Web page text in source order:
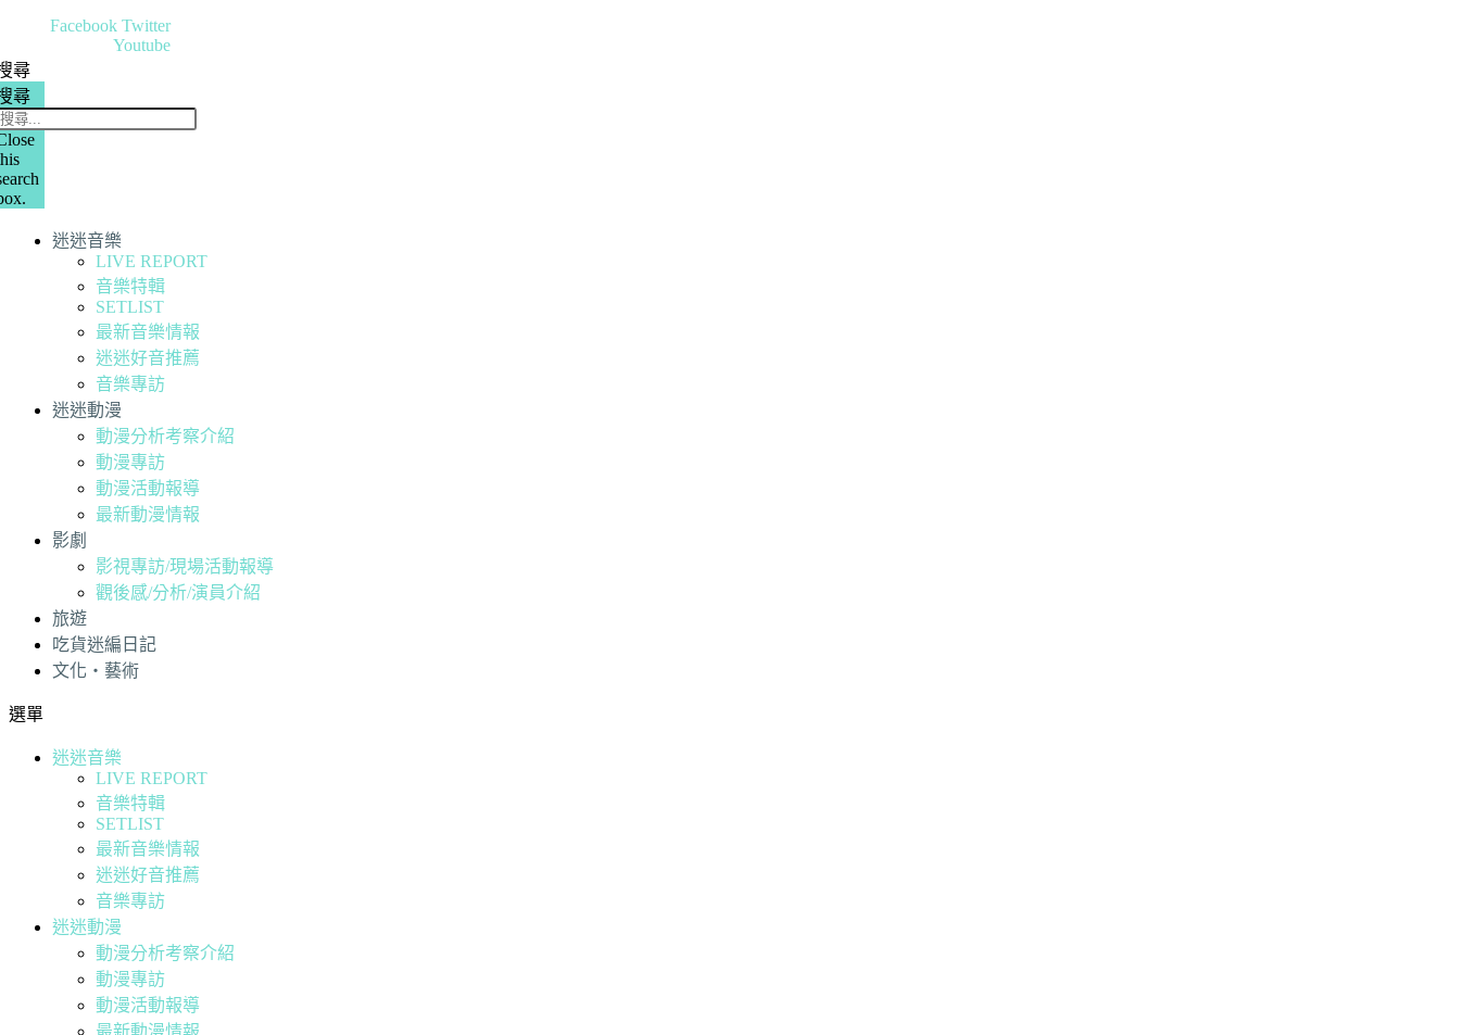
Facebook Twitter
Youtube
尋
尋
迷迷音樂
LIVE REPORT
音樂特輯
SETLIST
最新音樂情報
迷迷好音推薦
音樂專訪
迷迷動漫
動漫分析考察介紹
動漫專訪
動漫活動報導
最新動漫情報
影劇
影視專訪/現場活動報導
觀後感/分析/演員介紹
旅遊
吃貨迷編日記
文化・藝術
選單
迷迷音樂
LIVE REPORT
音樂特輯
SETLIST
最新音樂情報
迷迷好音推薦
音樂專訪
迷迷動漫
動漫分析考察介紹
動漫專訪
動漫活動報導
最新動漫情報